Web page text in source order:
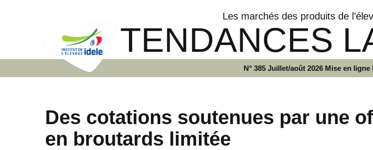
Les marchés des produits de
TENDANCES
N° 385 Juillet/août 2026 Mise en ligne
Des cotations soutenues par une
en broutards limitée